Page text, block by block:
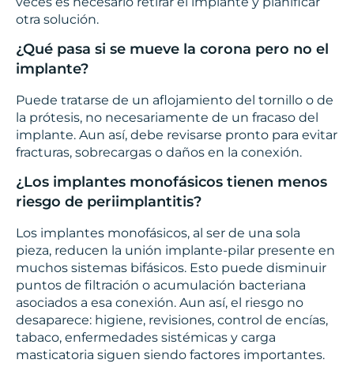
otra solución.
¿Qué pasa si se mueve la corona pero no el
implante?
Puede tratarse de un aflojamiento del tornillo o de
la prótesis, no necesariamente de un fracaso del
implante. Aun así, debe revisarse pronto para evitar
fracturas, sobrecargas o daños en la conexión.
¿Los implantes monofásicos tienen menos
riesgo de periimplantitis?
Los implantes monofásicos, al ser de una sola
pieza, reducen la unión implante-pilar presente en
muchos sistemas bifásicos. Esto puede disminuir
puntos de filtración o acumulación bacteriana
asociados a esa conexión. Aun así, el riesgo no
desaparece: higiene, revisiones, control de encías,
tabaco, enfermedades sistémicas y carga
masticatoria siguen siendo factores importantes.